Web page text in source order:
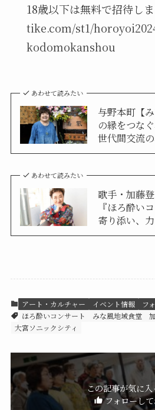
18歳以下は無料で招待しま
tike.com/st1/
kodomokanshou
あわせて読みたい
与野本町【
の縁をつな
世代間交流
あわせて読みたい
歌手・加藤
『ほろ酔い
寄り添い、
アート・カルチャー イベント情報
フ
ほろ酔いコンサート
みな風地域食堂
大宮ソニックシティ
この記事が気に入
フォローし